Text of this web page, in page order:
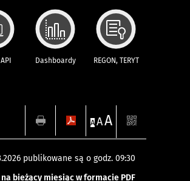
Dashboardy REGON, TERYT
A AA
publikowane są o godz. 09:30
bieżący miesiąc w formacie PDF